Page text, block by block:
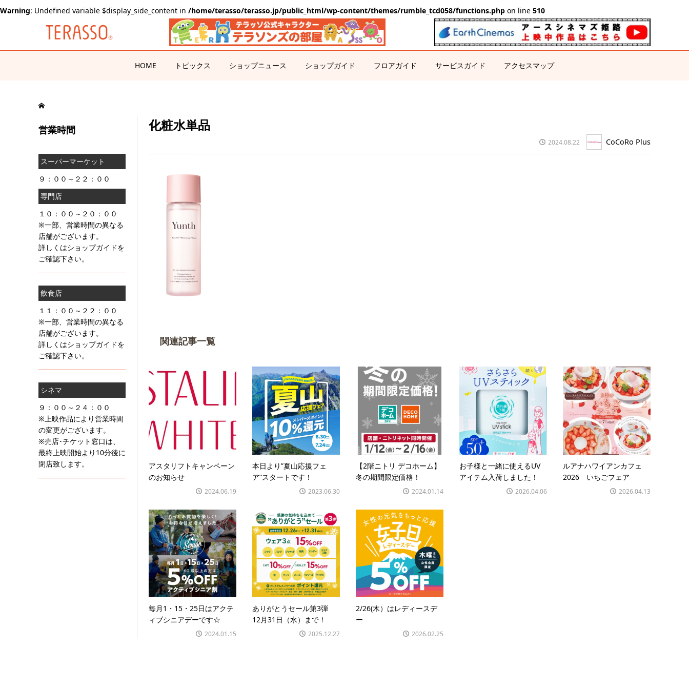
Warning: Undefined variable $display_side_content in /home/terasso/terasso.jp/public_html/wp-content/themes/rumble_tcd058/functions.php on line 510
HOME トピックス ショップニュース ショップガイド フロアガイド サービスガイド アクセスマップ
化粧水単品
2024.08.22 CoCoRo Plus
関連記事一覧
アスタリフトキャンペーン
のお知らせ
2024.06.19
本日より”夏山応援フェ
ア”スタートです！
2023.06.30
【2階ニトリ デコホーム】
冬の期間限定価格！
2024.01.14
お子様と一緒に使えるUV
アイテム入荷しました！
2026.04.06
ルアナハワイアンカフェ
2026 いちごフェア
2026.04.13
毎月1・15・25日はアクテ
ィブシニアデーです☆
2024.01.15
ありがとうセール第3弾
12月31日（水）まで！
2025.12.27
2/26(木）はレディースデ
ー
2026.02.25
営業時間
スーパーマーケット
９：００～２２：００
専門店
１０：００～２０：００
※一部、営業時間の異なる
店舗がございます。
詳しくはショップガイドを
ご確認下さい。
飲食店
１１：００～２２：００
※一部、営業時間の異なる
店舗がございます。
詳しくはショップガイドを
ご確認下さい。
シネマ
９：００～２４：００
※上映作品により営業時間
の変更がございます。
※売店･チケット窓口は、
最終上映開始より10分後に
閉店致します。